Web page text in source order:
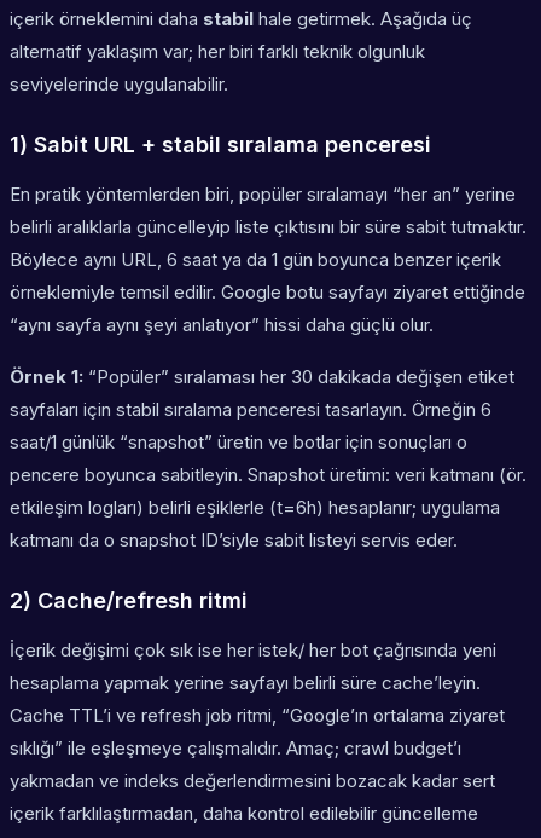
içerik örneklemini daha stabil hale getirmek. Aşağıda üç
alternatif yaklaşım var; her biri farklı teknik olgunluk
seviyelerinde uygulanabilir.
1) Sabit URL + stabil sıralama penceresi
En pratik yöntemlerden biri, popüler sıralamayı “her an” yerine
belirli aralıklarla güncelleyip liste çıktısını bir süre sabit tutmaktır.
Böylece aynı URL, 6 saat ya da 1 gün boyunca benzer içerik
örneklemiyle temsil edilir. Google botu sayfayı ziyaret ettiğinde
“aynı sayfa aynı şeyi anlatıyor” hissi daha güçlü olur.
Örnek 1: “Popüler” sıralaması her 30 dakikada değişen etiket
sayfaları için stabil sıralama penceresi tasarlayın. Örneğin 6
saat/1 günlük “snapshot” üretin ve botlar için sonuçları o
pencere boyunca sabitleyin. Snapshot üretimi: veri katmanı (ör.
etkileşim logları) belirli eşiklerle (t=6h) hesaplanır; uygulama
katmanı da o snapshot ID’siyle sabit listeyi servis eder.
2) Cache/refresh ritmi
İçerik değişimi çok sık ise her istek/ her bot çağrısında yeni
hesaplama yapmak yerine sayfayı belirli süre cache’leyin.
Cache TTL’i ve refresh job ritmi, “Google’ın ortalama ziyaret
sıklığı” ile eşleşmeye çalışmalıdır. Amaç; crawl budget’ı
yakmadan ve indeks değerlendirmesini bozacak kadar sert
içerik farklılaştırmadan, daha kontrol edilebilir güncelleme